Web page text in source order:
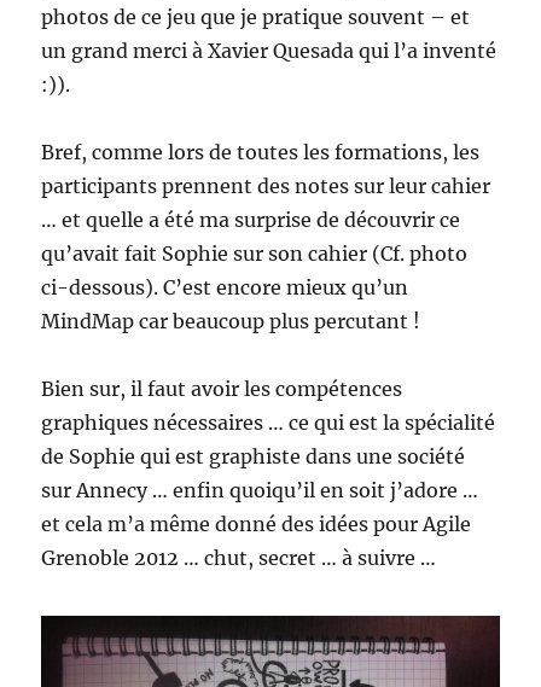
photos de ce jeu que je pratique souvent – et
un grand merci à Xavier Quesada qui l’a inventé
:)).
Bref, comme lors de toutes les formations, les
participants prennent des notes sur leur cahier
… et quelle a été ma surprise de découvrir ce
qu’avait fait Sophie sur son cahier (Cf. photo
ci-dessous). C’est encore mieux qu’un
MindMap car beaucoup plus percutant !
Bien sur, il faut avoir les compétences
graphiques nécessaires … ce qui est la spécialité
de Sophie qui est graphiste dans une société
sur Annecy … enfin quoiqu’il en soit j’adore …
et cela m’a même donné des idées pour Agile
Grenoble 2012 … chut, secret … à suivre …